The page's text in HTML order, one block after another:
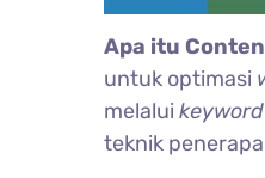
Apa itu
untuk optimasi
melalui keyword
teknik